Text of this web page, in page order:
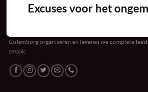
Culemborg organiseren en leveren we complete
smaak.
Excuses voor het